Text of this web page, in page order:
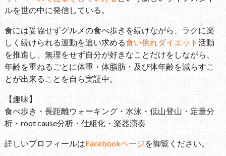
ルを世の中に発信している。
食には妥協せずグルメの食べ歩きを続けながら、ラクに楽
しく続けられる運動を追い求める食い倒れダイエット 活動
を推進し、無理をせず自分が好きなことだけをしながら、
年齢を重ねるごとに体重・体脂肪・及び体年齢を減らすこ
とが出来ることを自ら実証中。
【趣味】
食べ歩き・長距離ウォーキング・水泳・低山登山・定量分
析・root cause分析・仕組化・楽器演奏
詳しいプロフィールはFacebookページを御覧ください。